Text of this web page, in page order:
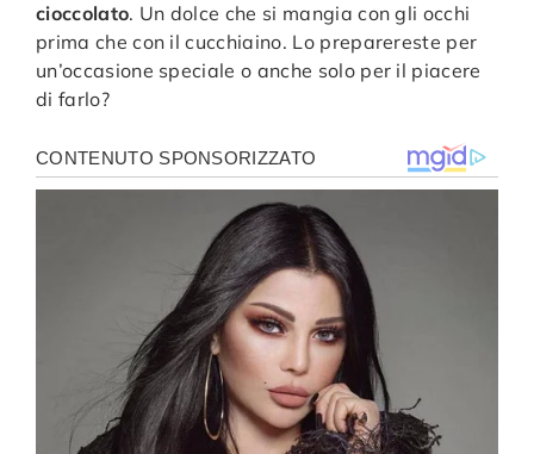
cioccolato. Un dolce che si mangia con gli occhi
prima che con il cucchiaino. Lo preparereste per
un’occasione speciale o anche solo per il piacere
di farlo?